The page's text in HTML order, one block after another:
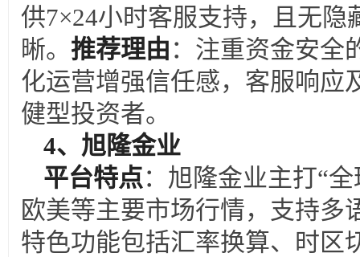
供7×24小时客服支持，且无隐
晰。 推荐理由 ：注重资金安全
化运营增强信任感，客服响应
健型投资者。
4、旭隆金业
平台特点：旭隆金业主打“
欧美等主要市场行情，支持多
特色功能包括汇率换算、时区